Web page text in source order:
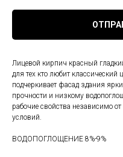
Лицевой кирпич красный
для тех кто любит классический
подчеркивает фасад здания
прочности и низкому
рабочие свойства независимо
условий.
ВОДОПОГЛОЩЕНИЕ 8%-9%